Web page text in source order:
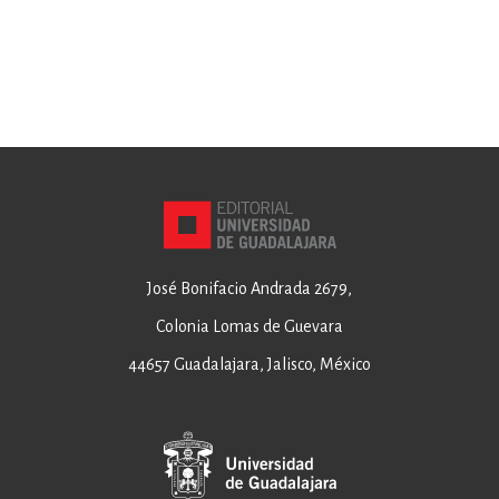
José Bonifacio Andrada 2679,
Colonia Lomas de Guevara
44657 Guadalajara, Jalisco, México